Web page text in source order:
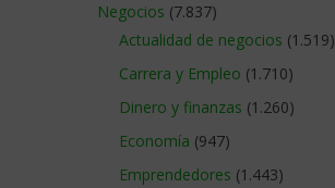
Negocios (7.837)
Actualidad de negocios (1.519)
Carrera y Empleo (1.710)
Dinero y finanzas (1.260)
Economía (947)
Emprendedores (1.443)